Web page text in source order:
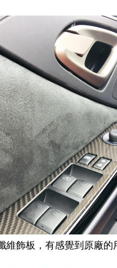
維飾板，有感覺到原廠的